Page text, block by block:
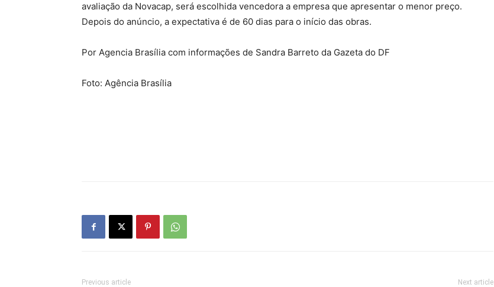
avaliação da Novacap, será escolhida vencedora a empresa que apresentar o menor preço.
Depois do anúncio, a expectativa é de 60 dias para o início das obras.
Por Agencia Brasília com informações de Sandra Barreto da Gazeta do DF
Foto: Agência Brasília
Previous article Next article